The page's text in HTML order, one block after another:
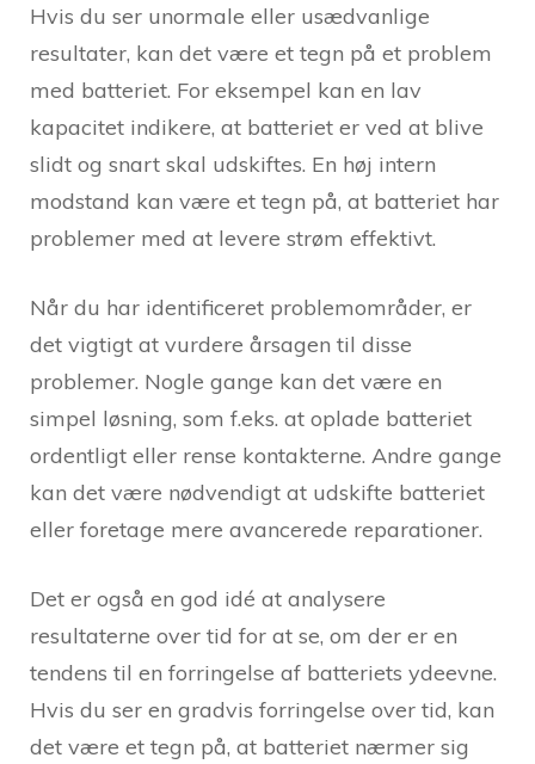
Hvis du ser unormale eller usædvanlige
resultater, kan det være et tegn på et problem
med batteriet. For eksempel kan en lav
kapacitet indikere, at batteriet er ved at blive
slidt og snart skal udskiftes. En høj intern
modstand kan være et tegn på, at batteriet har
problemer med at levere strøm effektivt.
Når du har identificeret problemområder, er
det vigtigt at vurdere årsagen til disse
problemer. Nogle gange kan det være en
simpel løsning, som f.eks. at oplade batteriet
ordentligt eller rense kontakterne. Andre gange
kan det være nødvendigt at udskifte batteriet
eller foretage mere avancerede reparationer.
Det er også en god idé at analysere
resultaterne over tid for at se, om der er en
tendens til en forringelse af batteriets ydeevne.
Hvis du ser en gradvis forringelse over tid, kan
det være et tegn på, at batteriet nærmer sig